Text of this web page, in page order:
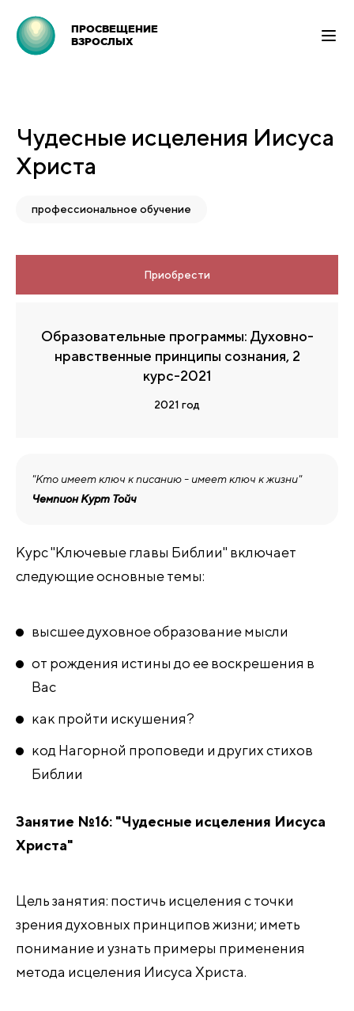
ПРОСВЕЩЕНИЕ
ВЗРОСЛЫХ
Чудесные исцеления Иисуса
Христа
профессиональное обучение
Приобрести
Образовательные программы: Духовно-
нравственные принципы сознания, 2
курс-2021
2021 год
"Кто имеет ключ к писанию - имеет ключ к жизни"
Чемпион Курт Тойч
Курс "Ключевые главы Библии" включает
следующие основные темы:
высшее духовное образование мысли
от рождения истины до ее воскрешения в
Вас
как пройти искушения?
код Нагорной проповеди и других стихов
Библии
Занятие №16: "Чудесные исцеления Иисуса
Христа"
Цель занятия: постичь исцеления с точки
зрения духовных принципов жизни; иметь
понимание и узнать примеры применения
метода исцеления Иисуса Христа.